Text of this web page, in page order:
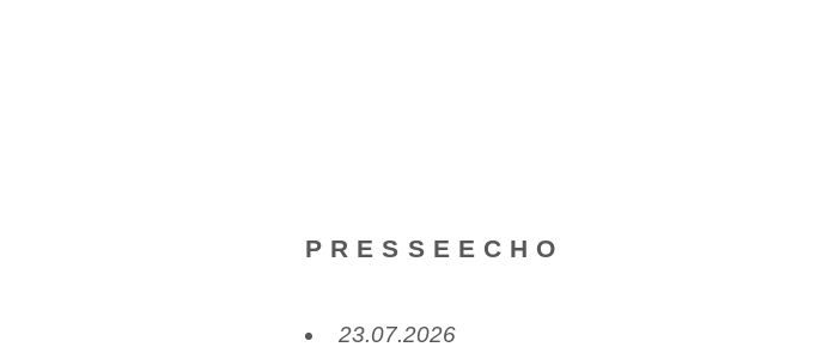
PRESSEECHO
23.07.2026